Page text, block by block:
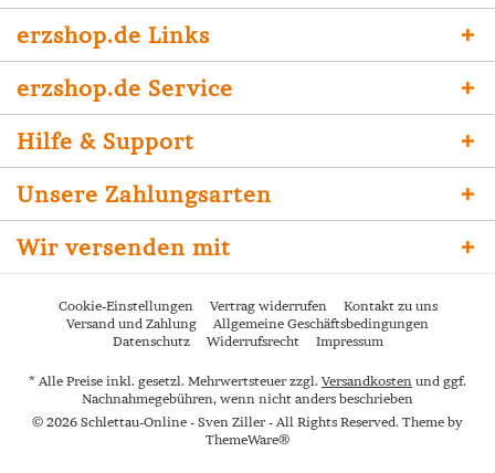
erzshop.de Links
erzshop.de Service
Hilfe & Support
Unsere Zahlungsarten
Wir versenden mit
Cookie-Einstellungen Vertrag widerrufen
Kontakt zu uns
Versand und Zahlung
Allgemeine Geschäftsbedingungen
Datenschutz
Widerrufsrecht Impressum
* Alle Preise inkl. gesetzl. Mehrwertsteuer zzgl. Versandkosten und ggf.
Nachnahmegebühren, wenn nicht anders beschrieben
© 2026 Schlettau-Online - Sven Ziller - All Rights Reserved. Theme by
ThemeWare®